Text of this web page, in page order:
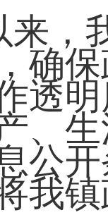
来，
确
透
、
公
我